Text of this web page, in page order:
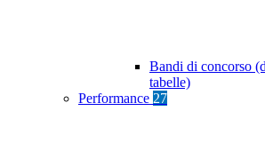
Bandi di concorso
tabelle)
Performance 27